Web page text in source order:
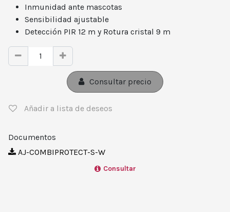
Inmunidad ante mascotas
Sensibilidad ajustable
Detección PIR 12 m y Rotura cristal 9 m
Consultar precio
Añadir a lista de deseos
Documentos
AJ-COMBIPROTECT-S-W
Consultar